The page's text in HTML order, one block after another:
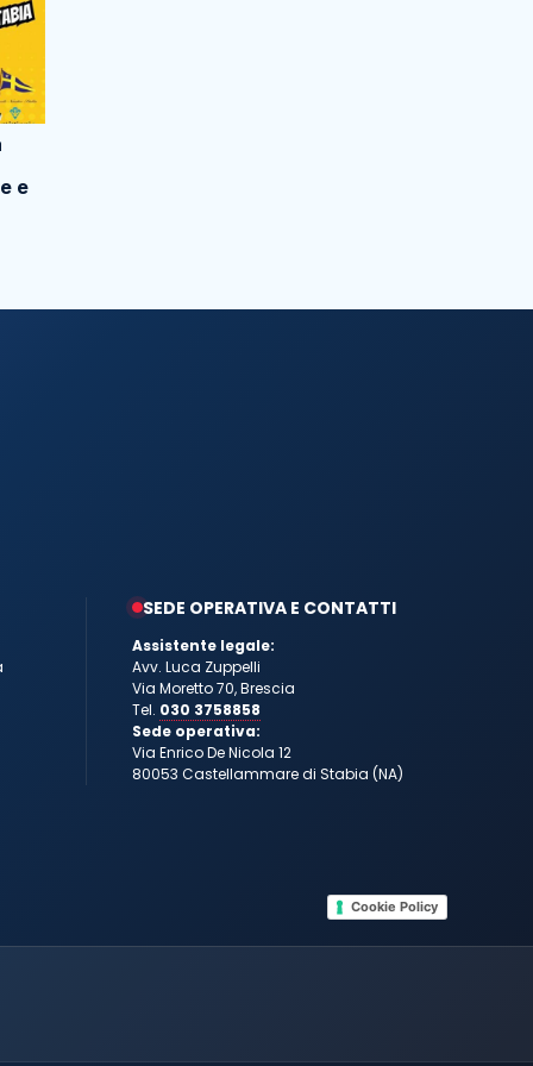
e
SEDE OPERATIVA E CONTATTI
Assistente legale:
Avv. Luca Zuppelli
Via Moretto 70, Brescia
Tel. 030 3758858
Sede operativa:
Via Enrico De Nicola 12
80053 Castellammare di Stabia (NA)
Cookie Policy